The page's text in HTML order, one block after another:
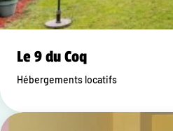
Le 9 du Coq
Hébergements locatifs